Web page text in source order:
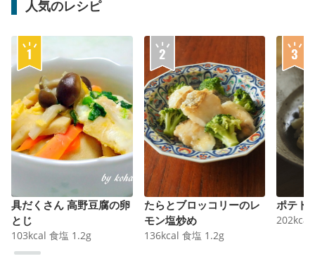
人気のレシピ
具だくさん 高野豆腐の卵
とじ
103kcal 食塩 1.2g
たらとブロッコリーのレ
モン塩炒め
136kcal 食塩 1.2g
ポテト
202kcal